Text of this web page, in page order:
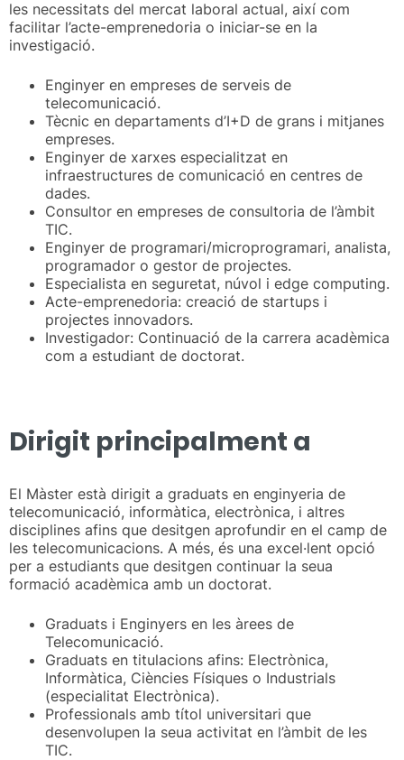
les necessitats del mercat laboral actual, així com
facilitar l’acte-emprenedoria o iniciar-se en la
investigació.
Enginyer en empreses de serveis de
telecomunicació.
Tècnic en departaments d’I+D de grans i mitjanes
empreses.
Enginyer de xarxes especialitzat en
infraestructures de comunicació en centres de
dades.
Consultor en empreses de consultoria de l’àmbit
TIC.
Enginyer de programari/microprogramari, analista,
programador o gestor de projectes.
Especialista en seguretat, núvol i edge computing.
Acte-emprenedoria: creació de startups i
projectes innovadors.
Investigador: Continuació de la carrera acadèmica
com a estudiant de doctorat.
Dirigit principalment a
El Màster està dirigit a graduats en enginyeria de
telecomunicació, informàtica, electrònica, i altres
disciplines afins que desitgen aprofundir en el camp de
les telecomunicacions. A més, és una excel·lent opció
per a estudiants que desitgen continuar la seua
formació acadèmica amb un doctorat.
Graduats i Enginyers en les àrees de
Telecomunicació.
Graduats en titulacions afins: Electrònica,
Informàtica, Ciències Físiques o Industrials
(especialitat Electrònica).
Professionals amb títol universitari que
desenvolupen la seua activitat en l’àmbit de les
TIC.